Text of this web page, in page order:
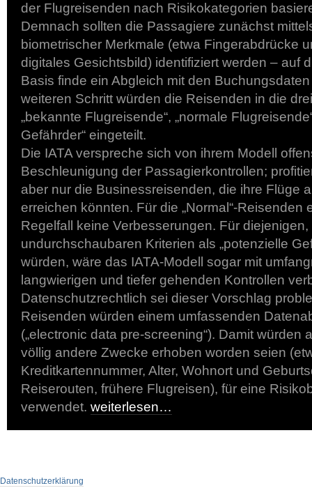
der Flugreisenden nach Risikokategorien
Demnach sollten die Passagiere zunächst
biometrischer Merkmale (etwa Fingerabdrücke
digitales Gesichtsbild) identifiziert werden – auf
Basis finde ein Abgleich mit den
weiteren Schritt würden die Reisenden in die
„bekannte Flugreisende“, „normale
Gefährder“ eingeteilt.
Die IATA verspreche sich von ihrem Modell
Beschleunigung der Passagierkontrollen;
aber nur die Businessreisenden, die ihre Flüge
erreichen könnten. Für die „Normal“-Reisenden
Regelfall keine Verbesserungen. Für
undurchschaubaren Kriterien als „potenzielle
würden, wäre das IATA-Modell sogar mit
langwierigen und tiefer gehenden Kontrollen
Datenschutzrechtlich sei dieser Vorschlag
Reisenden würden einem umfassenden
(„electronic data pre-screening“). Damit würden
völlig andere Zwecke erhoben worden seien
Kreditkartennummer, Alter, Wohnort und
Reiserouten, frühere Flugreisen), für eine
verwendet. weiterlesen…
Datenschutzerklärung